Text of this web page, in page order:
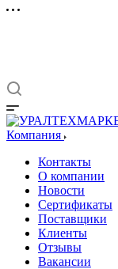
Компания
Контакты
О компании
Новости
Сертификаты
Поставщики
Клиенты
Отзывы
Вакансии